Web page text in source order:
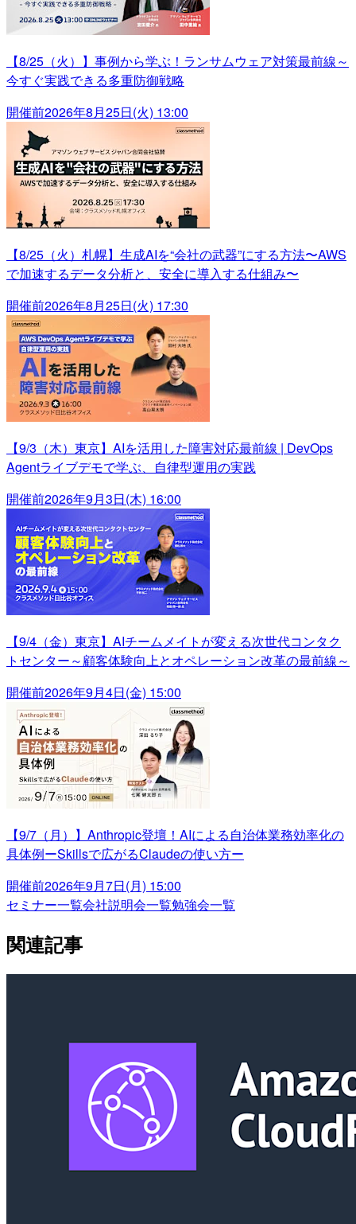
【8/25（火）】事例から学ぶ！ランサムウェア対策最前線～
今すぐ実践できる多重防御戦略
開催前2026年8月25日(火) 13:00
【8/25（火）札幌】生成AIを“会社の武器”にする方法〜AWS
で加速するデータ分析と、安全に導入する仕組み〜
開催前2026年8月25日(火) 17:30
【9/3（木）東京】AIを活用した障害対応最前線 | DevOps
Agentライブデモで学ぶ、自律型運用の実践
開催前2026年9月3日(木) 16:00
【9/4（金）東京】AIチームメイトが変える次世代コンタク
トセンター～顧客体験向上とオペレーション改革の最前線～
開催前2026年9月4日(金) 15:00
【9/7（月）】Anthropic登壇！AIによる自治体業務効率化の
具体例ーSkillsで広がるClaudeの使い方ー
開催前2026年9月7日(月) 15:00
セミナー一覧会社説明会一覧勉強会一覧
関連記事